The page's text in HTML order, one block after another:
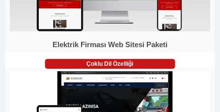
Elektrik Firması Web Sitesi Paketi
Çoklu Dil Özelliği